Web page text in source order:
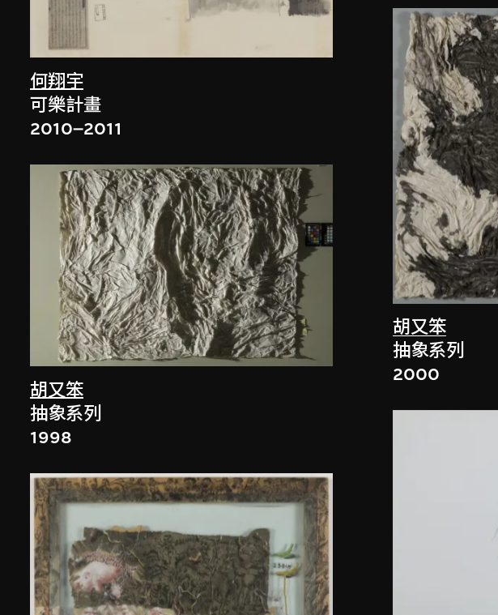
何翔宇
可樂計畫
2010–2011
胡又笨
抽象系列
1998
胡又笨
抽象系列
2000